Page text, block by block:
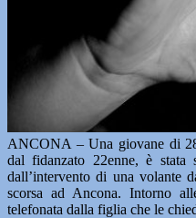
ANCONA – Una giovane di
dal fidanzato 22enne, è stata
dall’intervento di una volante
scorsa ad Ancona. Intorno
telefonata dalla figlia che le